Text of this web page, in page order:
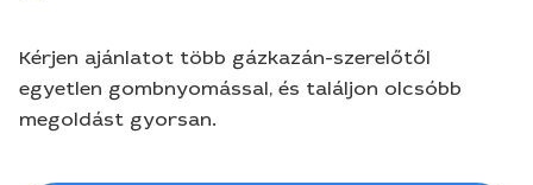
Kérjen ajánlatot több gázkazán-szerelőtől
egyetlen gombnyomással, és találjon olcsóbb
megoldást gyorsan.